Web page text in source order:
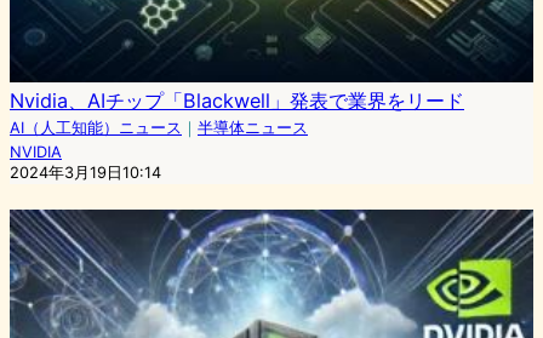
Nvidia、AIチップ「Blackwell」発表で業界をリード
AI（人工知能）ニュース ｜ 半導体ニュース
NVIDIA
2024年3月19日10:14